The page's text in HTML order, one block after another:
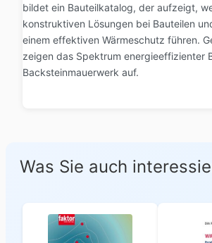
bildet ein Bauteilkatalog, der aufzeigt,
konstruktiven Lösungen bei Bauteilen
einem effektiven Wärmeschutz führen.
zeigen das Spektrum energieeffizienter
Backsteinmauerwerk auf.
Was Sie auch